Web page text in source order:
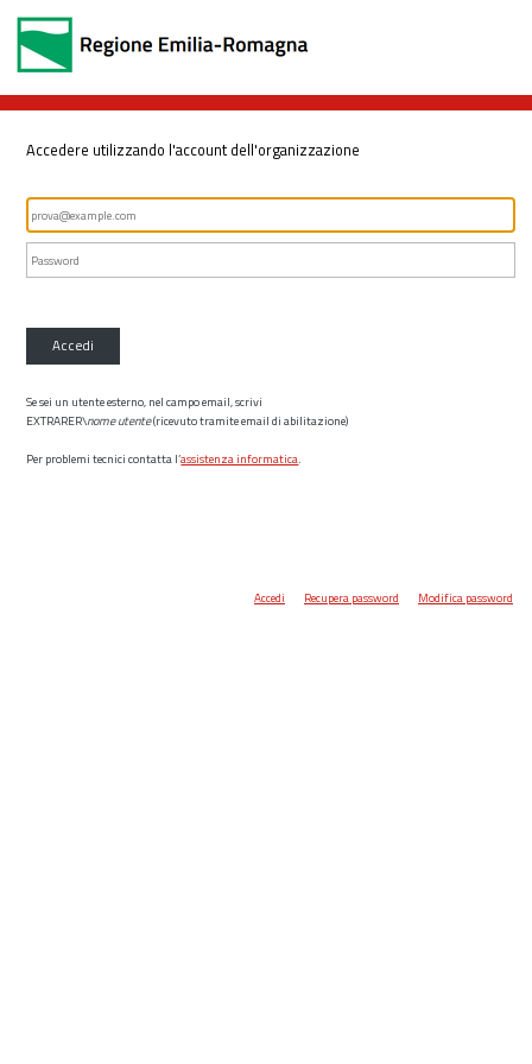
Accedere utilizzando l'account dell'organizzazione
Accedi
Se sei un utente esterno, nel campo email, scrivi
EXTRARER\nome utente(ricevuto tramite email di abilitazione)
Per problemi tecnici contatta l’assistenza informatica.
Accedi Recupera password Modifica password